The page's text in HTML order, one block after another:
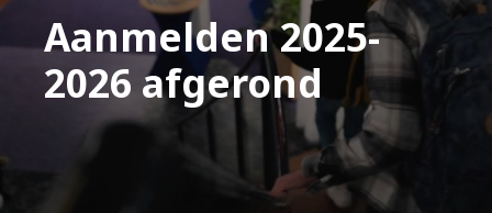
Aanmelden 2025-
2026 afgerond